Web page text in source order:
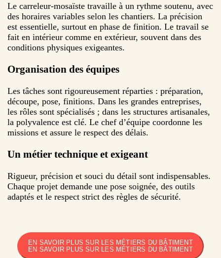
Le carreleur-mosaïste travaille à un rythme soutenu, avec
des horaires variables selon les chantiers. La précision
est essentielle, surtout en phase de finition. Le travail se
fait en intérieur comme en extérieur, souvent dans des
conditions physiques exigeantes.
Organisation des équipes
Les tâches sont rigoureusement réparties : préparation,
découpe, pose, finitions. Dans les grandes entreprises,
les rôles sont spécialisés ; dans les structures artisanales,
la polyvalence est clé. Le chef d’équipe coordonne les
missions et assure le respect des délais.
Un métier technique et exigeant
Rigueur, précision et souci du détail sont indispensables.
Chaque projet demande une pose soignée, des outils
adaptés et le respect strict des règles de sécurité.
EN SAVOIR PLUS SUR LES MÉTIERS DU BÂTIMENT
EN SAVOIR PLUS SUR LES MÉTIERS DU BÂTIMENT